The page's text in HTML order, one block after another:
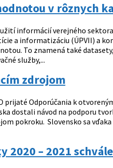
v rôznych
informácií verejného
a informatizáciu (ÚPVII) a
To znamená také
služby,...
zdrojom
prijaté Odporúčania k
dostali návod na podporu
pokroku. Slovensko sa
– 2021